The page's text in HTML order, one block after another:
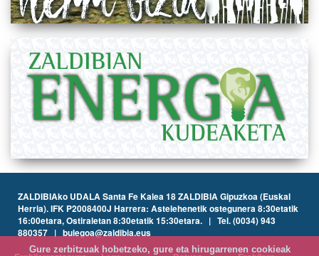
ZALDIBIAko UDALA Santa Fe Kalea 18 ZALDIBIA Gipuzkoa (Euskal
Herria). IFK P2008400J Harrera: Astelehenetik ostegunera 8:30etatik
16:00etara, Ostiraletan 8:30etatik 15:30etara. | Tel. (0034) 943
880357 | bulegoa@zaldibia.eus
Gure zerbitzuak hobetzeko, gure eta hirugarrenen cookieak